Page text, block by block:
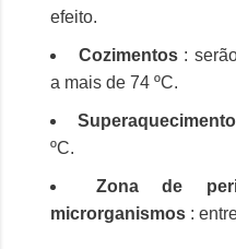
efeito.
Cozimentos:
a mais de 74 ºC.
ºC.
Zona de
microrganismos :